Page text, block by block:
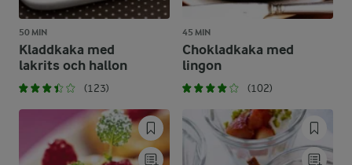
50 MIN
Kladdkaka med
lakrits och hallon
(123)
45 MIN
Chokladkaka med
lingon
(102)